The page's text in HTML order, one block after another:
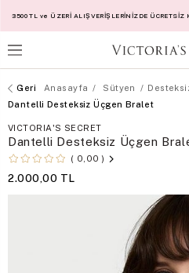
3500 TL ve ÜZERİ ALIŞVERİŞLERİNİZDE ÜCRETSİZ
Anasayfa Sütyen
Dantelli Desteksiz Üçgen Bralet
VICTORIA'S SECRET
Dantelli Desteksiz Üçgen
0,00
2.000,00 TL